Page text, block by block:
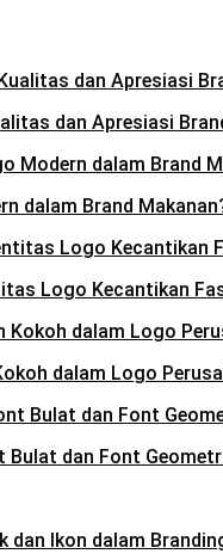
dan Apresiasi
dalam Brand
Logo Kecantikan
dalam Logo
Bulat dan Font
Ikon dalam